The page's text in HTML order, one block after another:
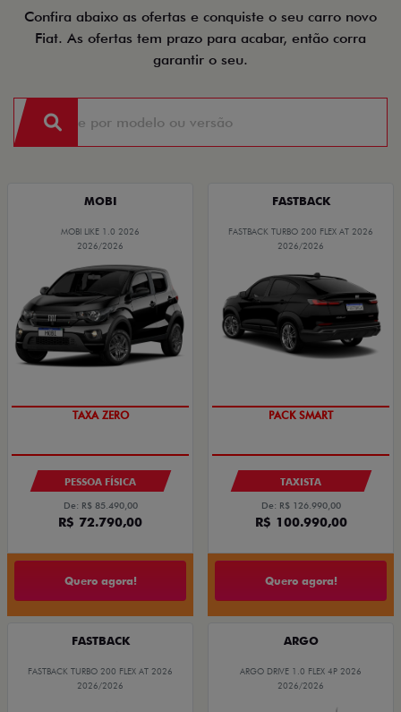
Confira abaixo as ofertas e conquiste o seu carro novo
Fiat. As ofertas tem prazo para acabar, então corra
garantir o seu.
MOBI
MOBI LIKE 1.0 2026
2026/2026
TAXA ZERO
PESSOA FÍSICA
De: R$ 85.490,00
R$ 72.790,00
Quero agora!
FASTBACK
FASTBACK TURBO 200 FLEX AT 2026
2026/2026
PACK SMART
TAXISTA
De: R$ 126.990,00
R$ 100.990,00
Quero agora!
FASTBACK
FASTBACK TURBO 200 FLEX AT 2026
2026/2026
ARGO
ARGO DRIVE 1.0 FLEX 4P 2026
2026/2026